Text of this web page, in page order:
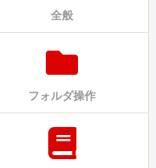
全般
フォルダ操作